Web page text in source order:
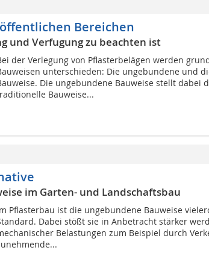
Bereichen
und Verfugung zu beachten ist
der Verlegung von Pflasterbelägen werden
unterschieden: Die ungebundene und
Die ungebundene Bauweise stellt dabei
Bauweise...
im Garten- und Landschaftsbau
Pflasterbau ist die ungebundene Bauweise
Dabei stößt sie in Anbetracht stärker
Belastungen zum Beispiel durch